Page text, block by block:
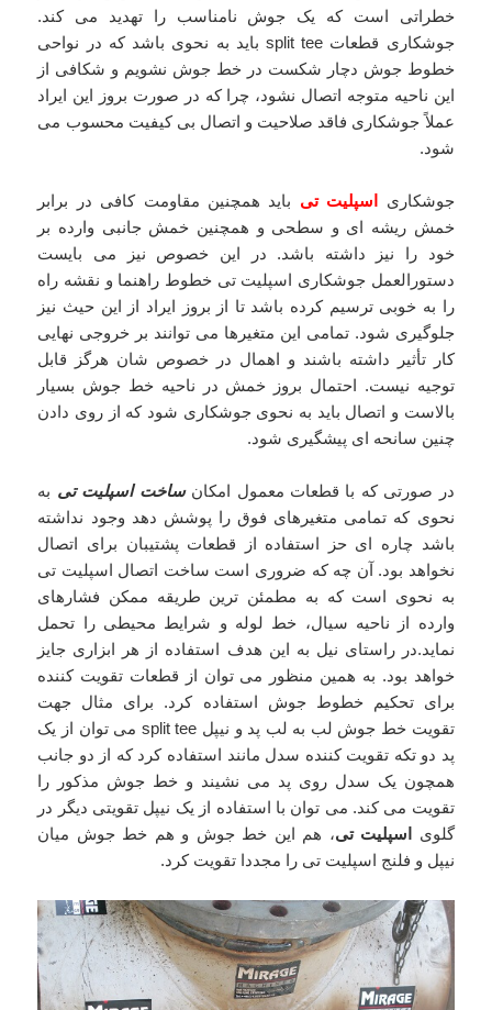
خطراتی است که یک جوش نامناسب را تهدید می کند.
جوشکاری قطعات split tee باید به نحوی باشد که در نواحی
خطوط جوش دچار شکست در خط جوش نشویم و شکافی از
این ناحیه متوجه اتصال نشود، چرا که در صورت بروز این ایراد
عملاً جوشکاری فاقد صلاحیت و اتصال بی کیفیت محسوب می
شود.
جوشکاری اسپلیت تی باید همچنین مقاومت کافی در برابر
خمش ریشه ای و سطحی و همچنین خمش جانبی وارده بر
خود را نیز داشته باشد. در این خصوص نیز می بایست
دستورالعمل جوشکاری اسپلیت تی خطوط راهنما و نقشه راه
را به خوبی ترسیم کرده باشد تا از بروز ایراد از این حیث نیز
جلوگیری شود. تمامی این متغیرها می توانند بر خروجی نهایی
کار تأثیر داشته باشند و اهمال در خصوص شان هرگز قابل
توجیه نیست. احتمال بروز خمش در ناحیه خط جوش بسیار
بالاست و اتصال باید به نحوی جوشکاری شود که از روی دادن
چنین سانحه ای پیشگیری شود.
در صورتی که با قطعات معمول امکانساخت اسپلیت تی به
نحوی که تمامی متغیرهای فوق را پوشش دهد وجود نداشته
باشد چاره ای حز استفاده از قطعات پشتیبان برای اتصال
نخواهد بود. آن چه که ضروری است ساخت اتصال اسپلیت تی
به نحوی است که به مطمئن ترین طریقه ممکن فشارهای
وارده از ناحیه سیال، خط لوله و شرایط محیطی را تحمل
نماید.در راستای نیل به این هدف استفاده از هر ابزاری جایز
خواهد بود. به همین منظور می توان از قطعات تقویت کننده
برای تحکیم خطوط جوش استفاده کرد. برای مثال جهت
تقویت خط جوش لب به لب پد و نیپل split tee می توان از یک
پد دو تکه تقویت کننده سدل مانند استفاده کرد که از دو جانب
همچون یک سدل روی پد می نشیند و خط جوش مذکور را
تقویت می کند. می توان با استفاده از یک نیپل تقویتی دیگر در
گلوی
اسپلیت تی، هم این خط جوش و هم خط جوش میان
نیپل و فلنج اسپلیت تی را مجددا تقویت کرد.